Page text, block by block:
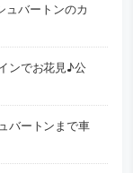
ュバートンのカ
ンでお花見♪公
バートンまで車